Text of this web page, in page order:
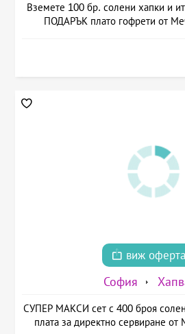
Вземете 100 бр. солени хапки и
ПОДАРЪК плато гофрети от
виж
София
СУПЕР МАКСИ сет с 400 броя
плата за директно сервиране